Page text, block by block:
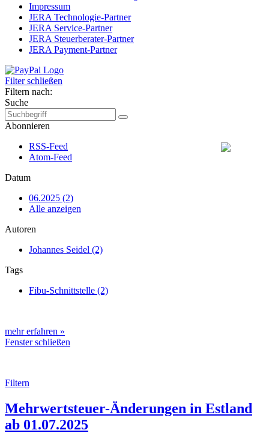
Impressum
JERA Technologie-Partner
JERA Service-Partner
JERA Steuerberater-Partner
JERA Payment-Partner
Filter schließen
Filtern nach:
Suche
Abonnieren
RSS-Feed
Atom-Feed
Datum
06.2025 (2)
Alle anzeigen
Autoren
Johannes Seidel (2)
Tags
Fibu-Schnittstelle (2)
mehr erfahren »
Fenster schließen
Filtern
Mehrwertsteuer-Änderungen in Estland
ab 01.07.2025